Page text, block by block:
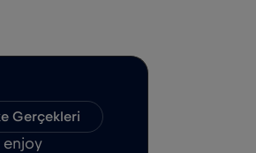
Gerçekleri
enjoy